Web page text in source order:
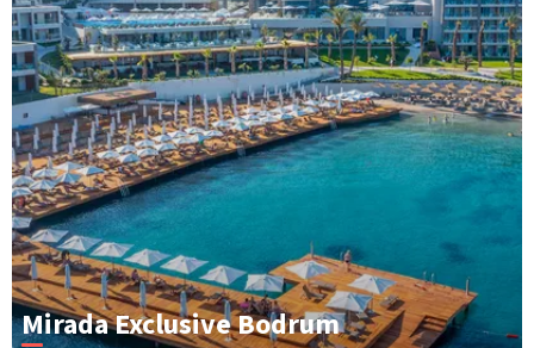
Mirada Exclusive Bodrum